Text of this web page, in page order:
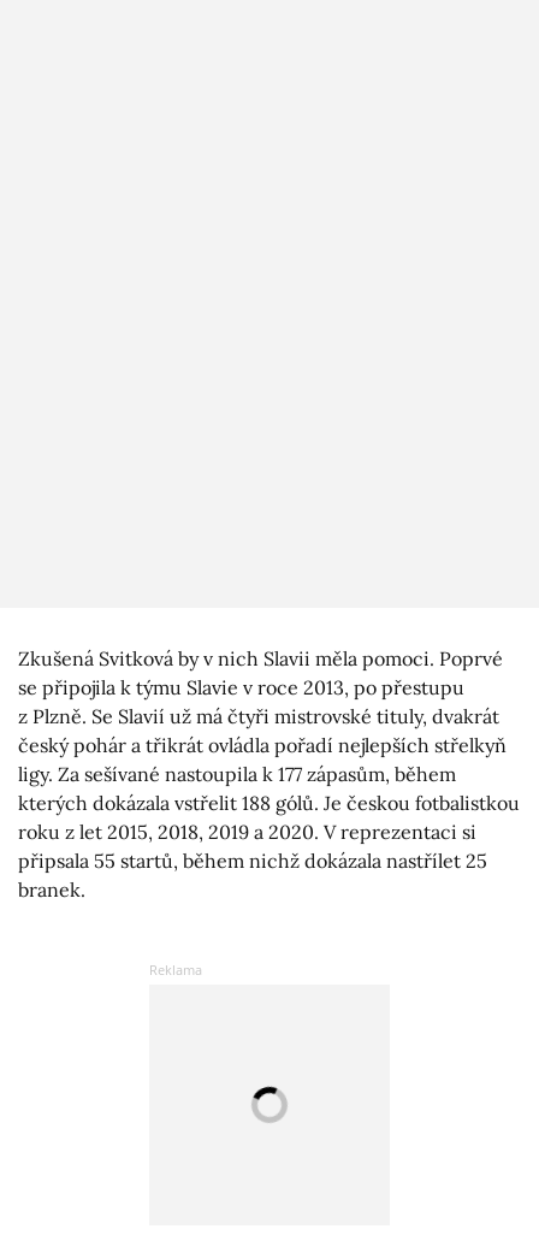
Zkušená Svitková by v nich Slavii měla pomoci. Poprvé
se připojila k týmu Slavie v roce 2013, po přestupu
z Plzně. Se Slavií už má čtyři mistrovské tituly, dvakrát
český pohár a třikrát ovládla pořadí nejlepších střelkyň
ligy. Za sešívané nastoupila k 177 zápasům, během
kterých dokázala vstřelit 188 gólů. Je českou fotbalistkou
roku z let 2015, 2018, 2019 a 2020. V reprezentaci si
připsala 55 startů, během nichž dokázala nastřílet 25
branek.